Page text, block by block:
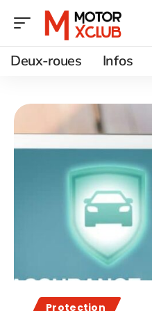
Deux-roues Infos
Protection